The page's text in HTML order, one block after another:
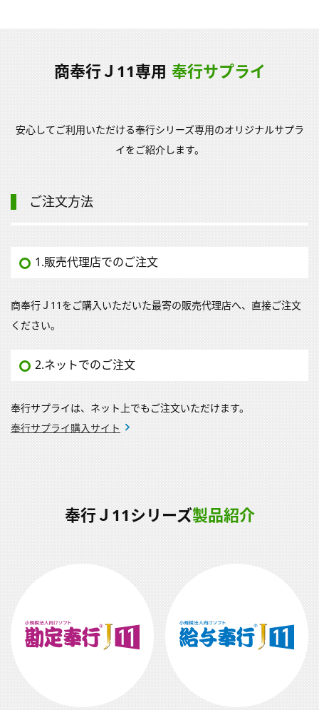
商奉行Ｊ11専用 奉行サプライ
安心してご利用いただける奉行シリーズ専用のオリジナルサプラ
イをご紹介します。
ご注文方法
1.販売代理店でのご注文
商奉行Ｊ11をご購入いただいた最寄の販売代理店へ、直接ご注文
ください。
2.ネットでのご注文
奉行サプライは、ネット上でもご注文いただけます。
奉行サプライ購入サイト
奉行Ｊ11シリーズ製品紹介